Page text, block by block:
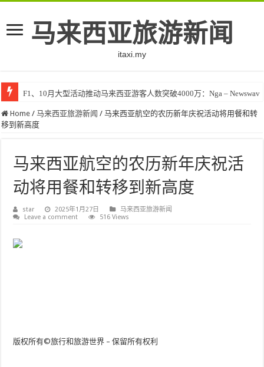
马来西亚旅游新闻
itaxi.my
F1、10月大型活动推动马来西亚游客人数突破4000万：Nga – Newswav
Home / 马来西亚旅游新闻 / 马来西亚航空的农历新年庆祝活动将用餐和转
移到新高度
马来西亚航空的农历新年庆祝活
动将用餐和转移到新高度
star 2025年1月27日
马来西亚旅游新闻
Leave a comment
516 Views
版权所有©旅行和旅游世界 – 保留所有权利